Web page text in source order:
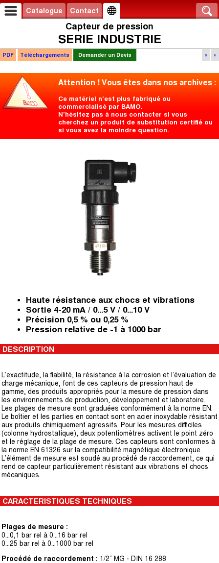
Catalogue Contact
Capteur de pression
SERIE INDUSTRIE
« »
PDF Téléchargements Demander un Devis
Attention ! Vous êtes dans nos archives :
Ce matériel n'est plus fabriqué ou
commercialisé par BAMO.
N’hésitez pas à nous contacter si vous
cherchez un produit de substitution certifié ou
si vous avez la moindre question.
Haute résistance aux chocs et vibrations
Sortie 4-20 mA / 0...5 V / 0...10 V
Précision 0,5 % ou 0,25 %
Pression relative de -1 à 1000 bar
DESCRIPTION
L’exactitude, la fiabilité, la résistance à la corrosion et l’évaluation de
charge mécanique, font de ces capteurs de pression haut de
gamme, des produits appropriés pour la mesure de pression dans
les environnements de production, développement et laboratoire.
Les plages de mesure sont graduées conformément à la norme EN.
Le boîtier et les parties en contact sont en acier inoxydable résistant
aux produits chimiquement agressifs. Pour les mesures difficiles
(colonne hydrostatique), deux potentiomètres activent le point zéro
et le réglage de la plage de mesure. Ces capteurs sont conformes à
la norme EN 61326 sur la compatibilité magnétique électronique.
L’élément de mesure est soudé au procédé de raccordement, ce qui
rend ce capteur particulièrement résistant aux vibrations et chocs
mécaniques.
CARACTERISTIQUES TECHNIQUES
Plages de mesure :
0...0,1 bar rel à 0...16 bar rel
0...25 bar rel à 0...1000 bar rel
Procédé de raccordement : 1/2” MG - DIN 16 288